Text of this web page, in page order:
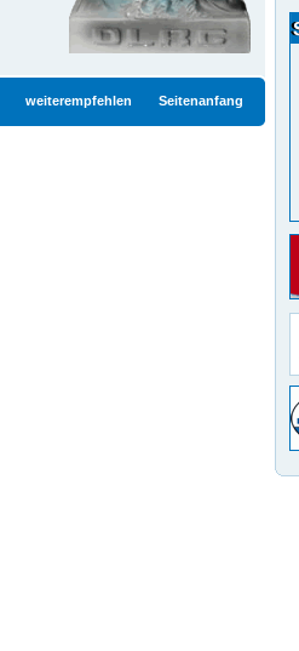
weiterempfehlen Seitenanfang